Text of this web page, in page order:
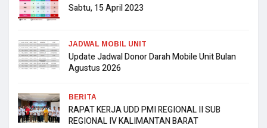
Sabtu, 15 April 2023
JADWAL MOBIL UNIT
Update Jadwal Donor Darah Mobile Unit Bulan
Agustus 2026
BERITA
RAPAT KERJA UDD PMI REGIONAL II SUB
REGIONAL IV KALIMANTAN BARAT